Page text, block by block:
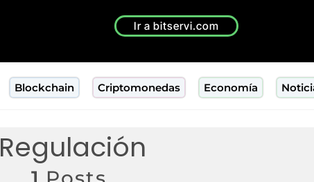
Ir a bitservi.com
Blockchain Criptomonedas Economía
Regulación